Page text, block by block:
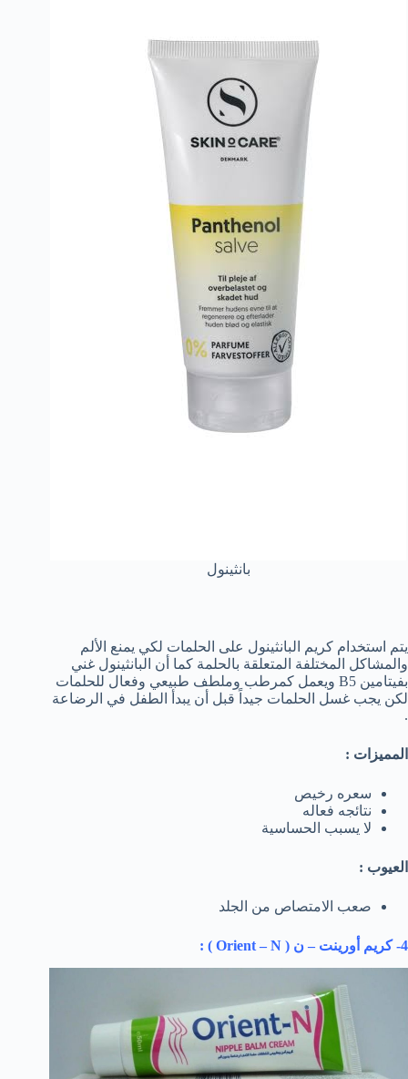
بانثينول
يتم استخدام كريم البانثينول على الحلمات لكي يمنع الألم
والمشاكل المختلفة المتعلقة بالحلمة كما أن البانثينول غني
بفيتامين B5 ويعمل كمرطب وملطف طبيعي وفعال للحلمات
لكن يجب غسل الحلمات جيداً قبل أن يبدأ الطفل في الرضاعة
.
المميزات :
سعره رخيص
نتائجه فعاله
لا يسبب الحساسية
العيوب :
صعب الامتصاص من الجلد
4- كريم أورينت – ن ( Orient – N
) :